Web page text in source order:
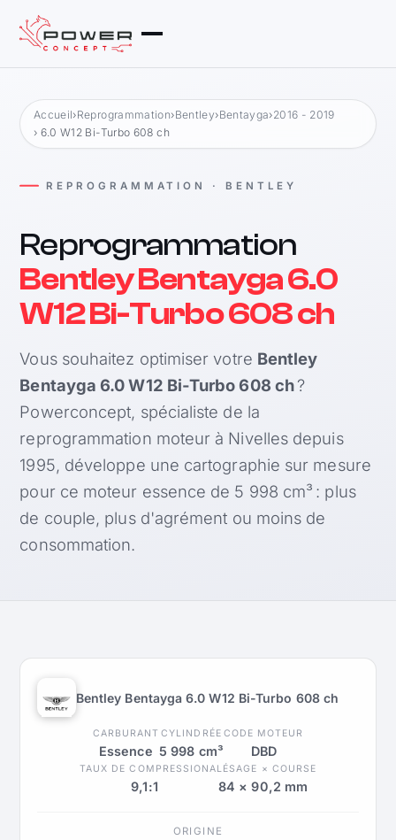
Accueil›Reprogrammation›Bentley›Bentayga›2016 - 2019
› 6.0 W12 Bi-Turbo 608 ch
REPROGRAMMATION · BENTLEY
Reprogrammation
Bentley Bentayga 6.0
W12 Bi-Turbo 608 ch
Vous souhaitez optimiser votre Bentley
Bentayga 6.0 W12 Bi-Turbo 608 ch?
Powerconcept, spécialiste de la
reprogrammation moteur à Nivelles depuis
1995, développe une cartographie sur mesure
pour ce moteur essence de 5 998 cm³ : plus
de couple, plus d'agrément ou moins de
consommation.
Bentley Bentayga 6.0 W12 Bi-Turbo 608 ch
CARBURANT
Essence
CYLINDRÉE
5 998 cm³
CODE MOTEUR
DBD
TAUX DE COMPRESSION
9,1:1
ALÉSAGE × COURSE
84 × 90,2 mm
ORIGINE